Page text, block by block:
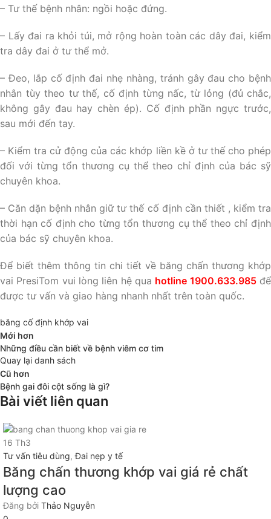
– Tư thế bệnh nhân: ngồi hoặc đứng.
– Lấy đai ra khỏi túi, mở rộng hoàn toàn các dây đai, kiểm
tra dây đai ở tư thể mở.
– Đeo, lắp cố định đai nhẹ nhàng, tránh gây đau cho bệnh
nhân tùy theo tư thế, cố định từng nấc, từ lỏng (đủ chắc,
không gây đau hay chèn ép). Cố định phần ngực trước,
sau mới đến tay.
– Kiểm tra cử động của các khớp liền kề ở tư thế cho phép
đối với từng tổn thương cụ thể theo chỉ định của bác sỹ
chuyên khoa.
– Căn dặn bệnh nhân giữ tư thế cố định cần thiết , kiểm tra
thời hạn cố định cho từng tổn thương cụ thể theo chỉ định
của bác sỹ chuyên khoa.
Để biết thêm thông tin chi tiết về băng chấn thương khớp
vai PresiTom vui lòng liên hệ qua hotline 1900.633.985 để
được tư vấn và giao hàng nhanh nhất trên toàn quốc.
băng cố định khớp vai
Mới hơn
Những điều cần biết về bệnh viêm cơ tim
Quay lại danh sách
Cũ hơn
Bệnh gai đôi cột sống là gì?
Bài viết liên quan
16 Th3
Tư vấn tiêu dùng,Đai nẹp y tế
Băng chấn thương khớp vai giá rẻ chất
lượng cao
Đăng bởi Thảo Nguyễn